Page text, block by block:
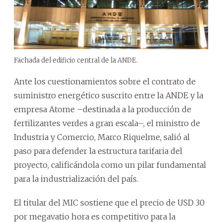
Fachada del edificio central de la ANDE.
Ante los cuestionamientos sobre el contrato de
suministro energético suscrito entre la ANDE y la
empresa Atome –destinada a la producción de
fertilizantes verdes a gran escala–, el ministro de
Industria y Comercio, Marco Riquelme, salió al
paso para defender la estructura tarifaria del
proyecto, calificándola como un pilar fundamental
para la industrialización del país.
El titular del MIC sostiene que el precio de USD 30
por megavatio hora es competitivo para la